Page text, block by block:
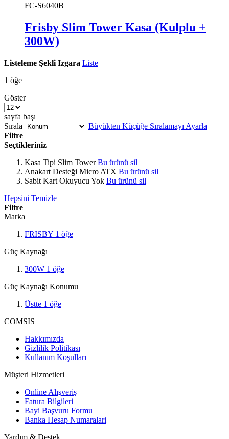
FC-S6040B
Frisby Slim Tower Kasa (Kulplu +
300W)
Listeleme Şekli Izgara Liste
1 öğe
Göster
sayfa başı
Sırala
Büyükten Küçüğe Sıralamayı Ayarla
Filtre
Seçtikleriniz
Kasa Tipi Slim Tower Bu ürünü sil
Anakart Desteği Micro ATX Bu ürünü sil
Sabit Kart Okuyucu Yok Bu ürünü sil
Hepsini Temizle
Filtre
Marka
FRISBY 1 öğe
Güç Kaynağı
300W 1 öğe
Güç Kaynağı Konumu
Üstte 1 öğe
COMSIS
Hakkımızda
Gizlilik Politikası
Kullanım Koşulları
Müşteri Hizmetleri
Online Alışveriş
Fatura Bilgileri
Bayi Başvuru Formu
Banka Hesap Numaralari
Yardım & Destek